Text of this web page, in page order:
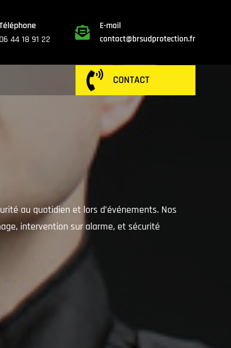
06 44 18 91 22

E-mail
contact@brsudprotection.fr
 CONTACT
au quotidien et lors d’événements. Nos
intervention sur alarme, et sécurité